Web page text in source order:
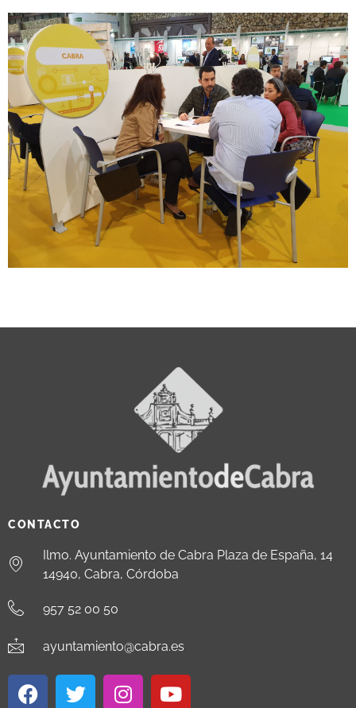
CONTACTO
Ilmo. Ayuntamiento de Cabra Plaza de España, 14
14940, Cabra, Córdoba
957 52 00 50
ayuntamiento@cabra.es